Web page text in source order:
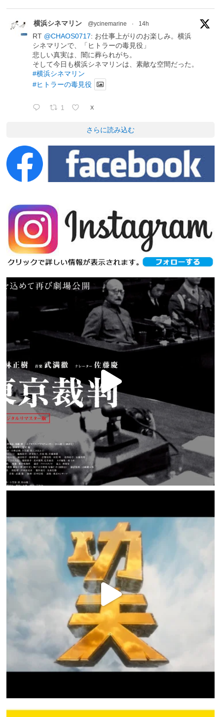
横浜シネマリン @ycinemarine · 14h
RT @CHAOS0717: お仕事上がりのお楽しみ。横浜
シネマリンで、「ヒトラーの毒見役」
悲しい真実は、闇に葬られがち。
そして今日も横浜シネマリンは、素敵な空間だった。
#横浜シネマリン
#ヒトラーの毒見役
1 X
さらに読み込む